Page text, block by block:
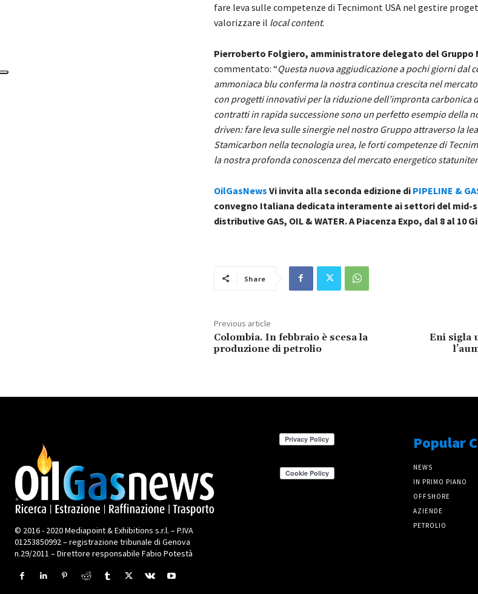
fare leva sulle competenze di Tecnimont USA nel gestire
valorizzare il local content.
Pierroberto Folgiero, amministratore delegato del Gruppo
commentato: “Questa nuova aggiudicazione a pochi giorni dal
ammoniaca blu conferma la nostra continua crescita nel
con progetti innovativi per la riduzione dell’impronta carbonica
contratti in rapida successione sono un perfetto esempio della
driven: fare leva sulle sinergie nel nostro Gruppo attraverso la
Stamicarbon nella tecnologia urea, le forti competenze di
la nostra profonda conoscenza del mercato energetico
OilGasNews Vi invita alla seconda edizione di PIPELINE &
convegno Italiana dedicata interamente ai settori del mid-
distributive GAS, OIL & WATER. A Piacenza Expo, dal 8 al 10
Share
Previous article
Colombia. In febbraio è scesa la
produzione di petrolio
Eni sigla
© 2016 - 2020 Mediapoint & Exhibitions s.r.l. – P.IVA
01253850992 – registrazione tribunale di Genova
n.29/2011 – Direttore responsabile Fabio Potestà
Popular
NEWS
IN PRIMO PIANO
OFFSHORE
AZIENDE
PETROLIO